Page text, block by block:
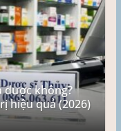
được không?
hiệu quả (2026)